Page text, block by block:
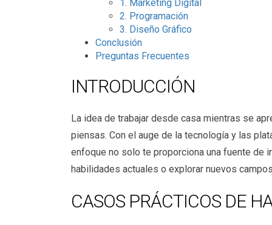
1. Marketing Digital
2. Programación
3. Diseño Gráfico
Conclusión
Preguntas Frecuentes
INTRODUCCIÓN
La idea de trabajar desde casa mientras se
piensas. Con el auge de la tecnología y las
enfoque no solo te proporciona una fuente de
habilidades actuales o explorar nuevos
CASOS PRÁCTICOS DE